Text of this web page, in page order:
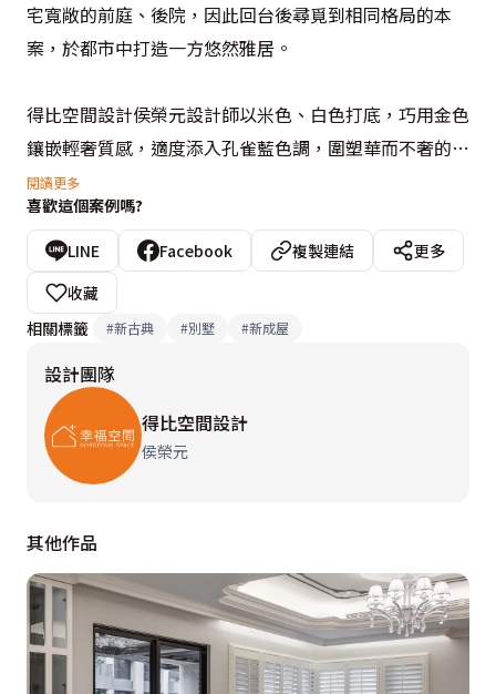
宅寬敞的前庭、後院，因此回台後尋覓到相同格局的本
案，於都市中打造一方悠然雅居。
得比空間設計侯榮元設計師以米色、白色打底，巧用金色
鑲嵌輕奢質感，適度添入孔雀藍色調，圍塑華而不奢的新
古典風範。藉由拼花圖騰地坪及鏤空吊燈塑造端莊雅致的
迎賓印象，並在賦予完備收納機能同時，巧妙調整玄關尺
度，鋪陳柳暗花明又一村的深遠意境。當屋主穿過黑色大
理石門斗，一覽無遺的開闊視感隨之而來，心境豁然開
朗。接著視覺自然而然聚焦於銘刻多變紋理的餐廳主牆
花，燦亮水晶燈及造型鏡面映襯出華美清麗氛圍，渲染一
室精緻時尚風情。
輕食區後方嶄露對稱美感的牆面，蘊含熨貼人心的巧思，
側通往孝親房及客浴，為特殊的二進式空間。由於臥房及
牆面都設計了門片，使得長輩入住時得以彈性定義空間，
自由決定是否關閉最外側門片，讓客浴變私人衛浴、雅房
變套房。獨創性的空間配置，不僅完整大氣牆面，更滿足
長輩的隱私需求，挹注溫暖人心的家庭溫度。
閱讀更多
喜歡這個案例嗎?
LINE Facebook 複製連結
更多
收藏
相關標籤
#新古典 #別墅 #新成屋
設計團隊
得比空間設計
侯榮元
其他作品